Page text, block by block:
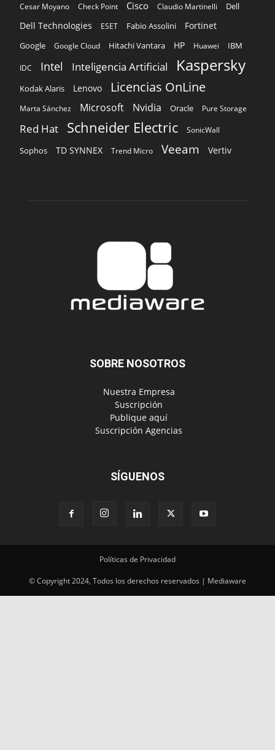
Cesar Moyano
Check Point Cisco Claudio Martinelli Dell
Dell Technologies ESET Fabio Assolini Fortinet
Google Google Cloud Hitachi Vantara HP Huawei IBM
IDC Intel Inteligencia Artificial Kaspersky
Kodak Alaris Lenovo Licencias OnLine
Marta Sánchez Microsoft Nvidia Oracle Pure Storage
Red Hat Schneider Electric SonicWall
Sophos TD SYNNEX Trend Micro Veeam Vertiv
SOBRE NOSOTROS
‎ Nuestra Empresa
‎ Suscripción
‎ Publique aquí
‎ Suscripción Agencias
SÍGUENOS
Políticas de Privacidad
© Copyright 2024, Todos los derechos reservados | Mediaware